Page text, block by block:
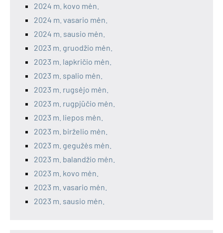
2024 m. kovo mėn.
2024 m. vasario mėn.
2024 m. sausio mėn.
2023 m. gruodžio mėn.
2023 m. lapkričio mėn.
2023 m. spalio mėn.
2023 m. rugsėjo mėn.
2023 m. rugpjūčio mėn.
2023 m. liepos mėn.
2023 m. birželio mėn.
2023 m. gegužės mėn.
2023 m. balandžio mėn.
2023 m. kovo mėn.
2023 m. vasario mėn.
2023 m. sausio mėn.